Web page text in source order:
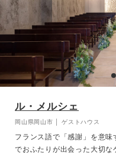
ル・メルシェ
岡山県岡山市 │ ゲストハウス
フランス語で「感謝」を意味
でおふたりが出会った大切